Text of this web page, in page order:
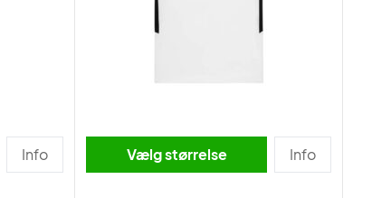
Info Vælg størrelse Info